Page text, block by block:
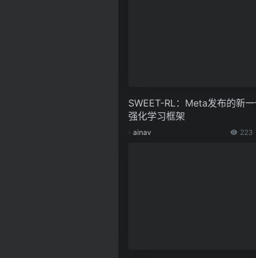
SWEET-RL：Meta发布的新
强化学习框架
ainav 223